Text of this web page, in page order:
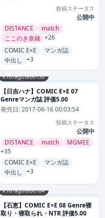
投稿ステータス
公開中
DISTANCE
match
ここのき奈緒 +26
COMIC E×E
マンガ誌
中出し +3
k161agote00152
【日吉ハナ】COMIC E×E 07
Genreマンガ誌 評価5.00
発売日:2017-06-16 00:03:54
投稿ステータス
公開中
DISTANCE
match
MGMEE
+35
COMIC E×E
マンガ誌
中出し +3
k161agote00184
【石恵】COMIC E×E 08 Genre寝
取り・寝取られ・NTR 評価5.00